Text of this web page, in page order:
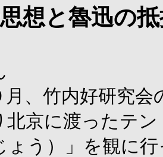
想と魯迅の
、竹内好研究会
北京に渡ったテ
ょう）」を観に